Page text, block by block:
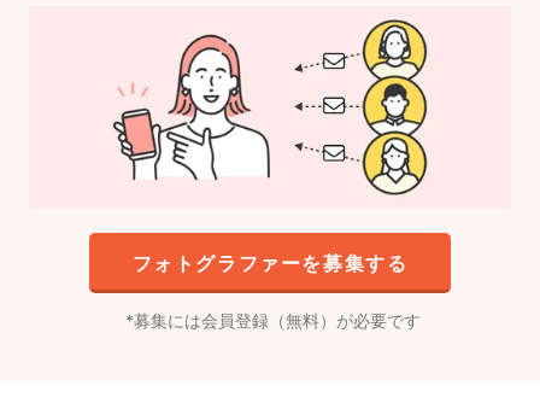
フォトグラファーを募集する
募集には会員登録（無料）が必要です